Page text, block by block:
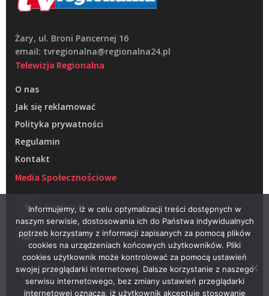
Żary, ul. Broni Pancernej 16
email: tvregionalna@regionalna24.pl
Telewizja Regionalna
O nas
Jak się reklamować
Polityka prywatności
Regulamin
Kontakt
Media Społecznościowe
Facebook
Youtube
© 2022 – Telewizja Regionalna w Żarach
Projektowanie stron WWW –RAGACOM
Informujemy, iż w celu optymalizacji treści dostępnych w
naszym serwisie, dostosowania ich do Państwa indywidualnych
potrzeb korzystamy z informacji zapisanych za pomocą plików
cookies na urządzeniach końcowych użytkowników. Pliki
cookies użytkownik może kontrolować za pomocą ustawień
swojej przeglądarki internetowej. Dalsze korzystanie z naszego
serwisu internetowego, bez zmiany ustawień przeglądarki
internetowej oznacza, iż użytkownik akceptuje stosowanie